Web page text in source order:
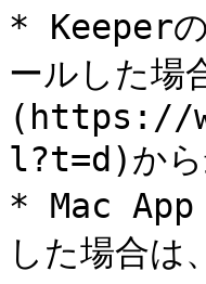
* Keeperの
ールした場
(https://
l?t=d)から
* Mac
した場合は